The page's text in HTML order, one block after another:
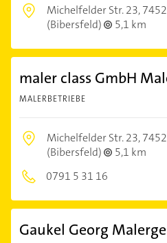
Michelfelder Str. 23,
(Bibersfeld)
5,1 km
maler class GmbH
MALERBETRIEBE
Michelfelder Str. 23,
(Bibersfeld)
5,1 km
0791 5 31 16
Gaukel Georg